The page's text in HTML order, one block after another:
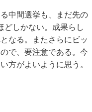
中間選挙も、まだ先の
どしかない。成果らし
なる。またさらにビッ
で、要注意である。今
方がよいように思う。